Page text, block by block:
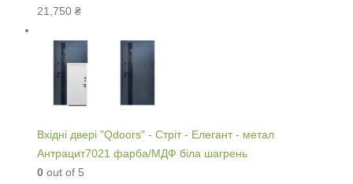
21,750 ₴
Вхідні двері "Qdoors" - Стріт - Елегант - метал
Антрацит7021 фарба/МДФ біла шагрень
0 out of 5